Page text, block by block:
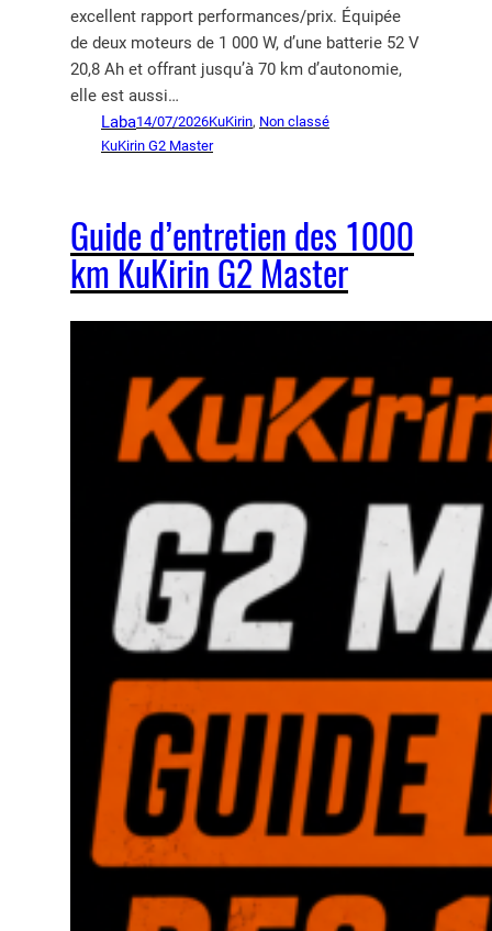
excellent rapport performances/prix. Équipée
de deux moteurs de 1 000 W, d’une batterie 52 V
20,8 Ah et offrant jusqu’à 70 km d’autonomie,
elle est aussi…
Laba14/07/2026KuKirin, Non classé
KuKirin G2 Master
Guide d’entretien des 1000
km KuKirin G2 Master